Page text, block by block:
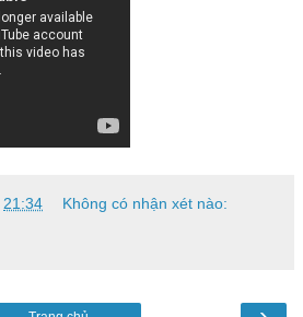
21:34 Không có nhận xét nào: